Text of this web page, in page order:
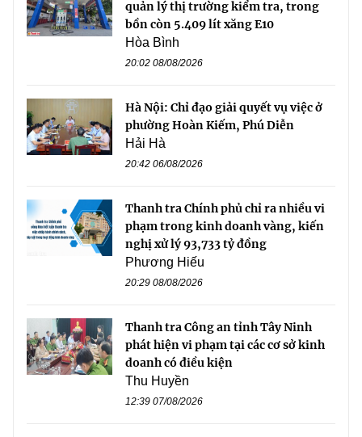
quản lý thị trường kiểm tra, trong
bồn còn 5.409 lít xăng E10
Hòa Bình
20:02 08/08/2026
Hà Nội: Chỉ đạo giải quyết vụ việc ở
phường Hoàn Kiếm, Phú Diễn
Hải Hà
20:42 06/08/2026
Thanh tra Chính phủ chỉ ra nhiều vi
phạm trong kinh doanh vàng, kiến
nghị xử lý 93,733 tỷ đồng
Phương Hiếu
20:29 08/08/2026
Thanh tra Công an tỉnh Tây Ninh
phát hiện vi phạm tại các cơ sở kinh
doanh có điều kiện
Thu Huyền
12:39 07/08/2026